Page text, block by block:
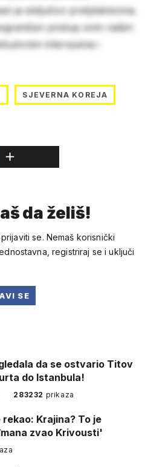
je isključivo pretplatnicima.
pristup svim našim
intervjuima i
SJEVERNA KOREJA
da želiš!
se. Nemaš korisnički
registriraj se i uključi
SE
da se ostvario Titov
do Istanbula!
283232 prikaza
Krajina? To je
zvao Krivousti'